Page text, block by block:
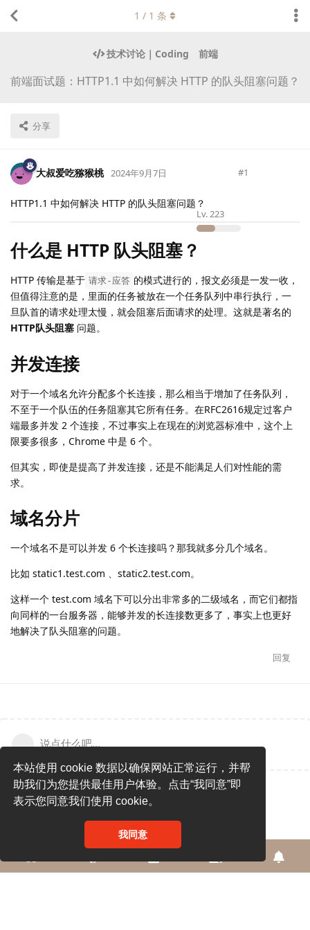
本站使用 cookie 数据以确保网站正常运行，并帮
助我们为您提供最佳用户体验。点击“我同意”即
表示您同意我们使用 cookie。
我同意
技术讨论｜Coding 前端
前端面试题：HTTP1.1 中如何解决 HTTP 的队头阻塞问题？
分享
1 / 1 条
大叔爱吃猕猴桃
Lv.223
2024年9月7日 #1
HTTP1.1 中如何解决 HTTP 的队头阻塞问题？
什么是 HTTP 队头阻塞？
HTTP 传输是基于 请求-应答 的模式进行的，报文必须是一发一收，
但值得注意的是，里面的任务被放在一个任务队列中串行执行，一
旦队首的请求处理太慢，就会阻塞后面请求的处理。这就是著名的
HTTP队头阻塞 问题。
并发连接
对于一个域名允许分配多个长连接，那么相当于增加了任务队列，
不至于一个队伍的任务阻塞其它所有任务。在RFC2616规定过客户
端最多并发 2 个连接，不过事实上在现在的浏览器标准中，这个上
限要多很多，Chrome 中是 6 个。
但其实，即使是提高了并发连接，还是不能满足人们对性能的需
求。
域名分片
一个域名不是可以并发 6 个长连接吗？那我就多分几个域名。
比如 static1.test.com 、static2.test.com。
这样一个 test.com 域名下可以分出非常多的二级域名，而它们都指
向同样的一台服务器，能够并发的长连接数更多了，事实上也更好
地解决了队头阻塞的问题。
回复
说点什么吧...